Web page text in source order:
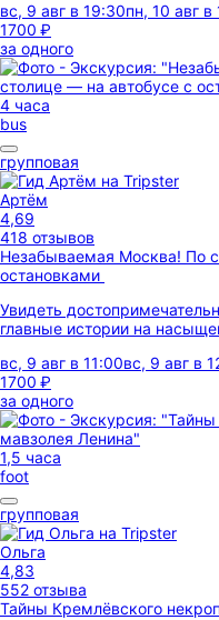
вс, 9 авг в 19:30пн, 10 авг в
1700 ₽
за одного
4 часа
bus
групповая
Артём
4,69
418 отзывов
Незабываемая Москва! По
остановками
Увидеть
главные истории на
вс, 9 авг в 11:00вс, 9 авг в
1700 ₽
за одного
1,5 часа
foot
групповая
Ольга
4,83
552 отзыва
Тайны Кремлёвского